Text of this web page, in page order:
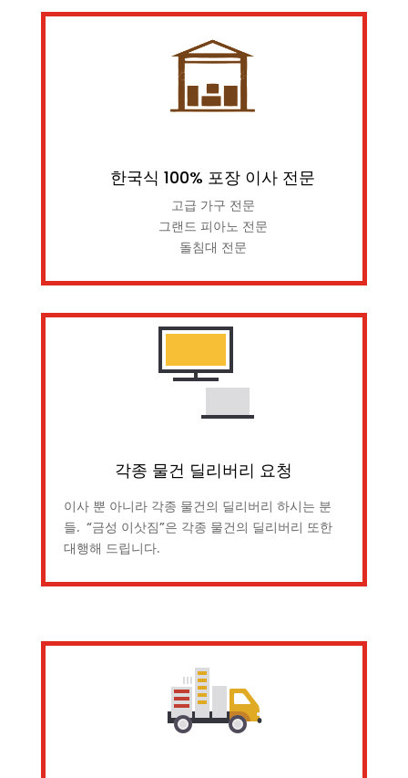
한국식 100% 포장 이사 전문
고급 가구 전문
그랜드 피아노 전문
돌침대 전문
각종 물건 딜리버리 요청
이사 뿐 아니라 각종 물건의 딜리버리 하시는 분
들. “금성 이삿짐”은 각종 물건의 딜리버리 또한
대행해 드립니다.